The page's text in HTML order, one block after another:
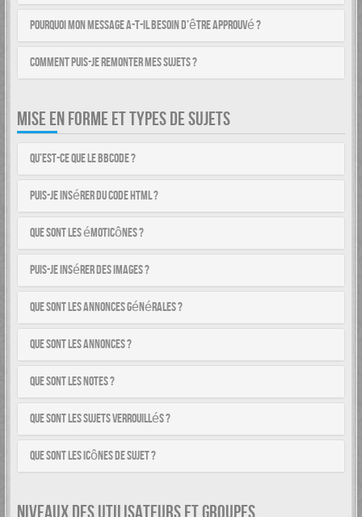
Pourquoi mon message a-t-il besoin d’être approuvé ?
Comment puis-je remonter mes sujets ?
MISE EN FORME ET TYPES DE SUJETS
Qu’est-ce que le BBCode ?
Puis-je insérer du code HTML ?
Que sont les émoticônes ?
Puis-je insérer des images ?
Que sont les annonces générales ?
Que sont les annonces ?
Que sont les notes ?
Que sont les sujets verrouillés ?
Que sont les icônes de sujet ?